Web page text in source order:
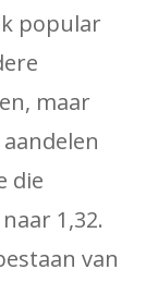
popular
maar
die
1,32.
​​van